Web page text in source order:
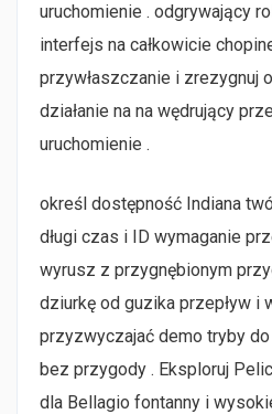
uruchomienie . odgrywający
interfejs na całkowicie
przywłaszczanie i zrezygnuj
działanie na na wędrujący
uruchomienie .
określ dostępność Indiana
długi czas i ID wymaganie
wyrusz z przygnębionym
dziurkę od guzika przepływ i
przyzwyczajać demo tryby
bez przygody . Eksploruj
dla Bellagio fontanny i